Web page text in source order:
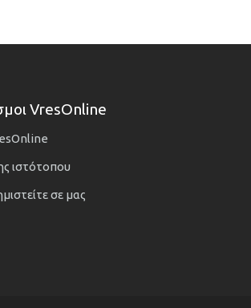
VresOnline
ιστότοπου
σε μας